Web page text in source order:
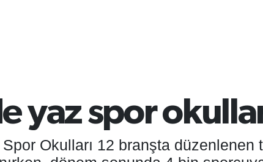
yaz spor
Okulları 12 branşta düzenlenen